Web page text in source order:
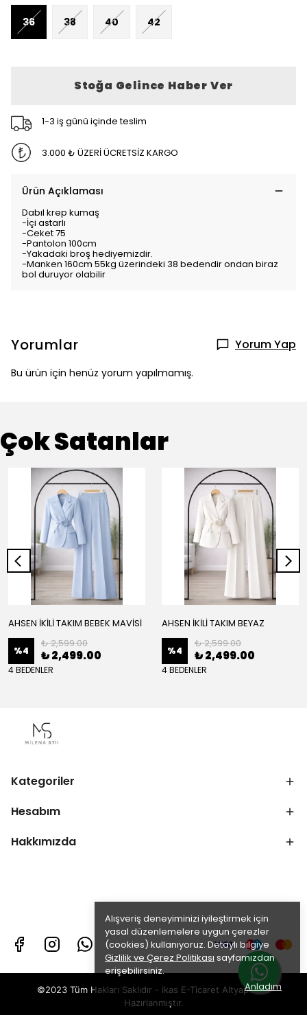
Alışveriş deneyiminizi iyileştirmek için
yasal düzenlemelere uygun çerezler
(cookies) kullanıyoruz. Detaylı bilgiye
Gizlilik ve Çerez Politikası sayfamızdan
erişebilirsiniz.
Anladım
36 38 40 42
Stoğa Gelince Haber Ver
1-3 iş günü içinde teslim
3.000 ₺ ÜZERİ ÜCRETSİZ KARGO
Ürün Açıklaması
Dabıl krep kumaş
-İçi astarlı
-Ceket 75
-Pantolon 100cm
-Yakadaki broş hediyemizdir.
-Manken 160cm 55kg üzerindeki 38 bedendir ondan biraz
bol duruyor olabilir
Yorumlar Yorum Yap
Bu ürün için henüz yorum yapılmamış.
Çok Satanlar
AHSEN İKİLİ TAKIM BEBEK MAVİSİ
%4
₺ 2,599.00
₺ 2,499.00
4 BEDENLER
AHSEN İKİLİ TAKIM BEYAZ
%4
₺ 2,599.00
₺ 2,499.00
4 BEDENLER
Kategoriler
Hesabım
Hakkımızda
©2023 Tüm Hakları Saklıdır - ikas E-Ticaret Altyapısı ile
Hazırlanmıştır.